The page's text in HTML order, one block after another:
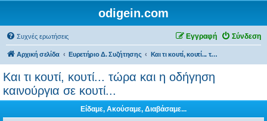
odigein.com
Συχνές ερωτήσεις Σύνδεση
Εγγραφή
Αρχική σελίδα Ευρετήριο Δ. Συζήτησης Και τι κουτί, κουτί... τώρα και η οδήγηση καινούργια σε κουτί...
Και τι κουτί, κουτί... τώρα και η οδήγηση
καινούργια σε κουτί...
Είδαμε, Ακούσαμε, Διαβάσαμε...